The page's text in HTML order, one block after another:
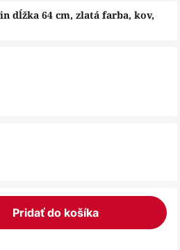
dĺžka 64 cm, zlatá farba, kov,
Pridať do košíka